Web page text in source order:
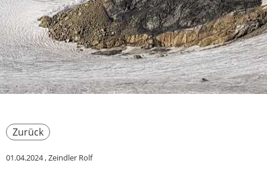
Zurück
01.04.2024, Zeindler Rolf